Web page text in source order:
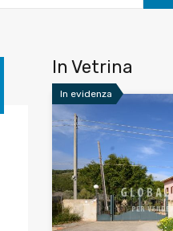
In Vetrina
In evidenza